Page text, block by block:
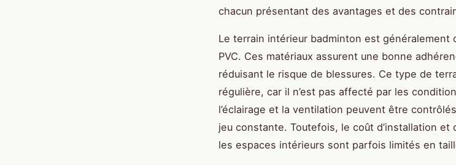
chacun présentant des avantages et des
Le terrain intérieur badminton est généralement
PVC. Ces matériaux assurent une bonne
réduisant le risque de blessures. Ce type de
régulière, car il n’est pas affecté par les
l’éclairage et la ventilation peuvent être
jeu constante. Toutefois, le coût d’installation et
les espaces intérieurs sont parfois limités en